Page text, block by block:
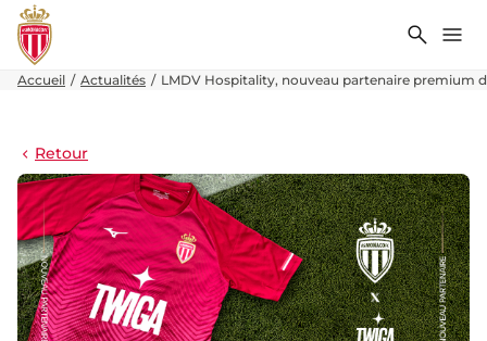
Accueil Actualités LMDV Hospitality, nouveau partenaire premium
Retour